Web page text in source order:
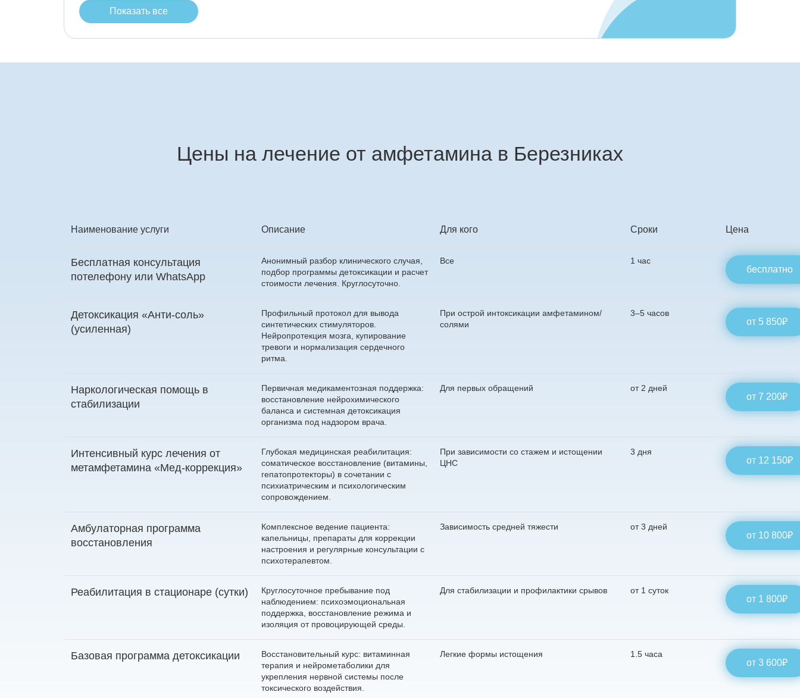
Показать все
Цены на лечение от амфетамина в Березниках
Наименование услуги Описание Для кого Сроки Цена
Бесплатная консультация
потелефону или WhatsApp
Анонимный разбор клинического случая,
подбор программы детоксикации и расчет
стоимости лечения. Круглосуточно.
Все 1 час
бесплатно
Детоксикация «Анти-соль»
(усиленная)
Профильный протокол для вывода
синтетических стимуляторов.
Нейропротекция мозга, купирование
тревоги и нормализация сердечного
ритма.
При острой интоксикации амфетамином/
солями
3–5 часов
от 5 850₽
Наркологическая помощь в
стабилизации
Первичная медикаментозная поддержка:
восстановление нейрохимического
баланса и системная детоксикация
организма под надзором врача.
Для первых обращений от 2 дней
от 7 200₽
Интенсивный курс лечения от
метамфетамина «Мед-коррекция»
Глубокая медицинская реабилитация:
соматическое восстановление (витамины,
гепатопротекторы) в сочетании с
психиатрическим и психологическим
сопровождением.
При зависимости со стажем и истощении
ЦНС
3 дня
от 12 150₽
Амбулаторная программа
восстановления
Комплексное ведение пациента:
капельницы, препараты для коррекции
настроения и регулярные консультации с
психотерапевтом.
Зависимость средней тяжести от 3 дней
от 10 800₽
Реабилитация в стационаре (сутки)
Круглосуточное пребывание под
наблюдением: психоэмоциональная
поддержка, восстановление режима и
изоляция от провоцирующей среды.
Для стабилизации и профилактики срывов от 1 суток
от 1 800₽
Базовая программа детоксикации
Восстановительный курс: витаминная
терапия и нейрометаболики для
укрепления нервной системы после
токсического воздействия.
Легкие формы истощения 1.5 часа
от 3 600₽
Оставьте заявку!
И мы перезвоним в течение одной минуты
Оставьте заявку!
И мы перезвоним в течение одной минуты
Вызвать врача
Оставьте заявку и мы перезвоним в течние одной
минуты
Получите бесплатную
консультацию
Приедем на дом за 30 минут
Выезжаем круглосуточно
Оставить отзыв
Задайте ваш вопрос
Найдем все, что вам нужно
Чаще всего ищут:
Вывод из запоя
Вызвать нарколога
И мы перезвоним в течение одной минуты
Выберите свой город